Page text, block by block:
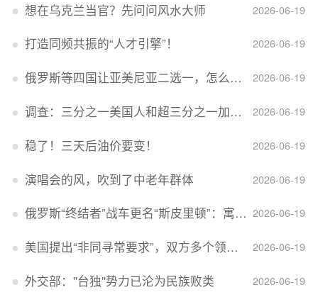
2026-06-19
想在乌克兰当官？先问问风水大师
2026-06-19
打造同频共振的“人才引擎”！
2026-06-19
俄罗斯等四国让亚美尼亚二选一，怎么回事？
2026-06-19
调查：三分之一美国人和超三分之一加拿大人感到经济压力
2026-06-19
稳了！三天后油价要变！
2026-06-19
演唱会的风，吹到了中老年群体
2026-06-19
俄罗斯“终结者”战车更名“斯皮里顿”：寓意强大可靠，彰显俄精神力量
2026-06-19
美国提出“非同寻常要求”，双方多个领域分歧依旧，印美贸易谈判进入“关键阶段”
2026-06-19
外交部：''台独''势力已沦为民族败类